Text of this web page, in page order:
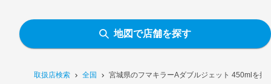
取扱店検索 全国 宮城県のフマキラーAダブルジェット 450mlを扱
地図で店舗を探す